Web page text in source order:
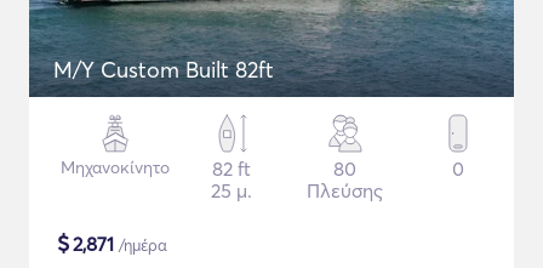
M/Y Custom Built 82ft
Μηχανοκίνητο
82 ft
25 μ.
80
Πλεύσης
0
$2,871 /ημέρα